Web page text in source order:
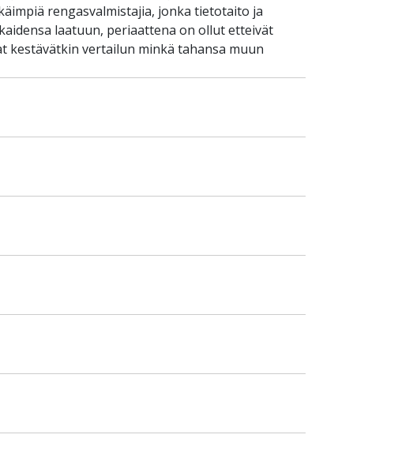
rengasvalmistajia, jonka tietotaito ja
laatuun, periaattena on ollut etteivät
kestävätkin vertailun minkä tahansa muun